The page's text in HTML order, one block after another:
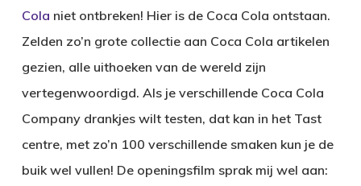
Cola niet ontbreken! Hier is de Coca Cola ontstaan.
Zelden zo’n grote collectie aan Coca Cola artikelen
gezien, alle uithoeken van de wereld zijn
vertegenwoordigd. Als je verschillende Coca Cola
Company drankjes wilt testen, dat kan in het Tast
centre, met zo’n 100 verschillende smaken kun je de
buik wel vullen! De openingsfilm sprak mij wel aan: